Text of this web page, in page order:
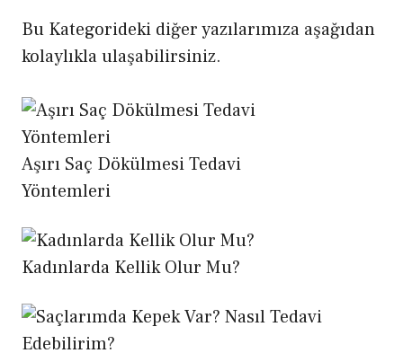
Bu Kategorideki diğer yazılarımıza aşağıdan
kolaylıkla ulaşabilirsiniz.
Aşırı Saç Dökülmesi Tedavi
Yöntemleri
Kadınlarda Kellik Olur Mu?